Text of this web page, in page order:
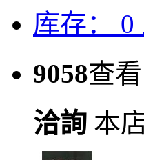
库存： 0
9058查看
洽詢 本